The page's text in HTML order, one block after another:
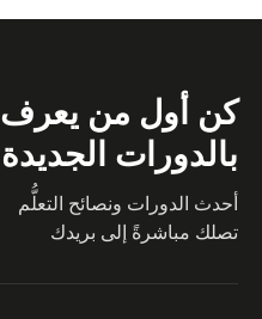
كن أول من يعرف
بالدورات الجديدة
أحدث الدورات ونصائح التعلُّم
تصلك مباشرةً إلى بريدك